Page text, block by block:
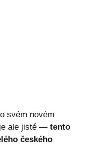
svém novém
ale jisté — tento
českého